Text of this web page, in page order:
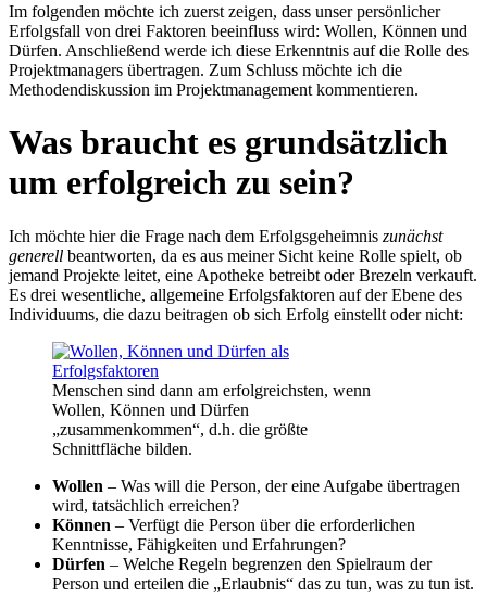
Im folgenden möchte ich zuerst zeigen, dass unser persönlicher
Erfolgsfall von drei Faktoren beeinfluss wird: Wollen, Können und
Dürfen. Anschließend werde ich diese Erkenntnis auf die Rolle des
Projektmanagers übertragen. Zum Schluss möchte ich die
Methodendiskussion im Projektmanagement kommentieren.
Was braucht es grundsätzlich
um erfolgreich zu sein?
Ich möchte hier die Frage nach dem Erfolgsgeheimnis zunächst
generell beantworten, da es aus meiner Sicht keine Rolle spielt, ob
jemand Projekte leitet, eine Apotheke betreibt oder Brezeln verkauft.
Es drei wesentliche, allgemeine Erfolgsfaktoren auf der Ebene des
Individuums, die dazu beitragen ob sich Erfolg einstellt oder nicht:
Menschen sind dann am erfolgreichsten, wenn
Wollen, Können und Dürfen
„zusammenkommen“, d.h. die größte
Schnittfläche bilden.
Wollen – Was will die Person, der eine Aufgabe übertragen
wird, tatsächlich erreichen?
Können – Verfügt die Person über die erforderlichen
Kenntnisse, Fähigkeiten und Erfahrungen?
Dürfen – Welche Regeln begrenzen den Spielraum der
Person und erteilen die „Erlaubnis“ das zu tun, was zu tun ist.